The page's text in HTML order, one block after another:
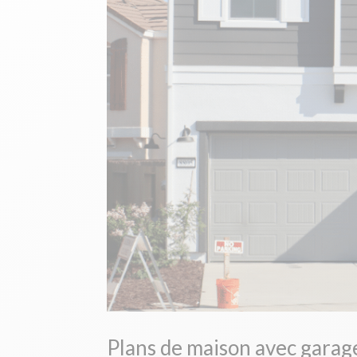
Plans de maison avec